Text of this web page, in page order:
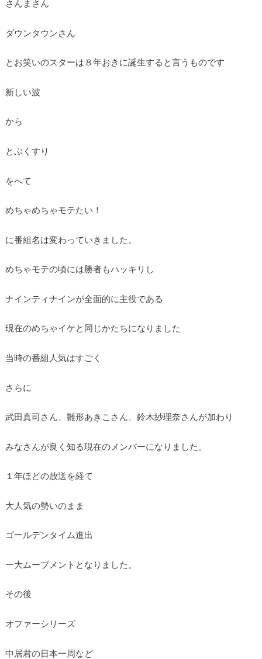
さんまさん
ダウンタウンさん
とお笑いのスターは８年おきに誕生すると言うものです
新しい波
から
とぶくすり
をへて
めちゃめちゃモテたい！
に番組名は変わっていきました。
めちゃモテの頃には勝者もハッキリし
ナインティナインが全面的に主役である
現在のめちゃイケと同じかたちになりました
当時の番組人気はすごく
さらに
武田真司さん、雛形あきこさん、鈴木紗理奈さんが加わり
みなさんが良く知る現在のメンバーになりました。
１年ほどの放送を経て
大人気の勢いのまま
ゴールデンタイム進出
一大ムーブメントとなりました。
その後
オファーシリーズ
中居君の日本一周など